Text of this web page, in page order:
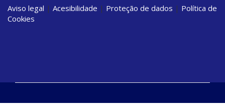
Aviso legal | Acesibilidade | Proteção de dados | Política de
Cookies